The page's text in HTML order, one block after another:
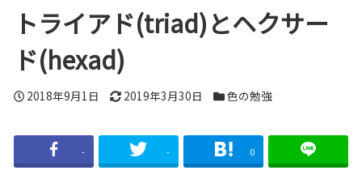
トライアド(triad)とヘクサー
ド(hexad)
投
2018年9月1日
更
日
2019年3月30日
カ
ゴ
リ
色の勉強
- - 0